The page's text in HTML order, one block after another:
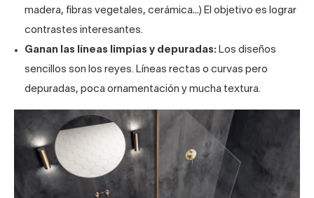
madera, fibras vegetales, cerámica…) El objetivo es lograr
contrastes interesantes.
Ganan las líneas limpias y depuradas: Los diseños
sencillos son los reyes. Líneas rectas o curvas pero
depuradas, poca ornamentación y mucha textura.